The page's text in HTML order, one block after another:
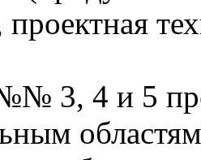
3, 4 и 5